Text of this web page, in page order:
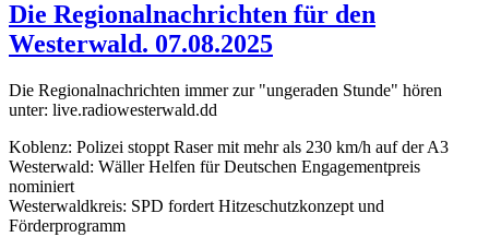
Die Regionalnachrichten für den
Westerwald. 07.08.2025
Die Regionalnachrichten immer zur "ungeraden Stunde" hören
unter: live.radiowesterwald.dd
Koblenz: Polizei stoppt Raser mit mehr als 230 km/h auf der A3
Westerwald: Wäller Helfen für Deutschen Engagementpreis
nominiert
Westerwaldkreis: SPD fordert Hitzeschutzkonzept und
Förderprogramm